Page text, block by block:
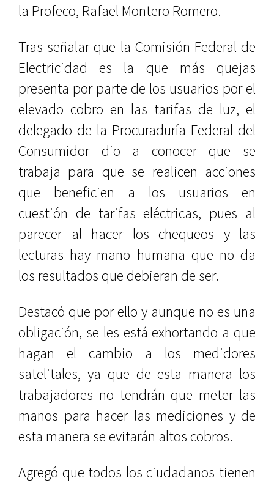
la Profeco, Rafael Montero Romero.
Tras señalar que la Comisión Federal de
Electricidad es la que más quejas
presenta por parte de los usuarios por el
elevado cobro en las tarifas de luz, el
delegado de la Procuraduría Federal del
Consumidor dio a conocer que se
trabaja para que se realicen acciones
que beneficien a los usuarios en
cuestión de tarifas eléctricas, pues al
parecer al hacer los chequeos y las
lecturas hay mano humana que no da
los resultados que debieran de ser.
Destacó que por ello y aunque no es una
obligación, se les está exhortando a que
hagan el cambio a los medidores
satelitales, ya que de esta manera los
trabajadores no tendrán que meter las
manos para hacer las mediciones y de
esta manera se evitarán altos cobros.
Agregó que todos los ciudadanos tienen